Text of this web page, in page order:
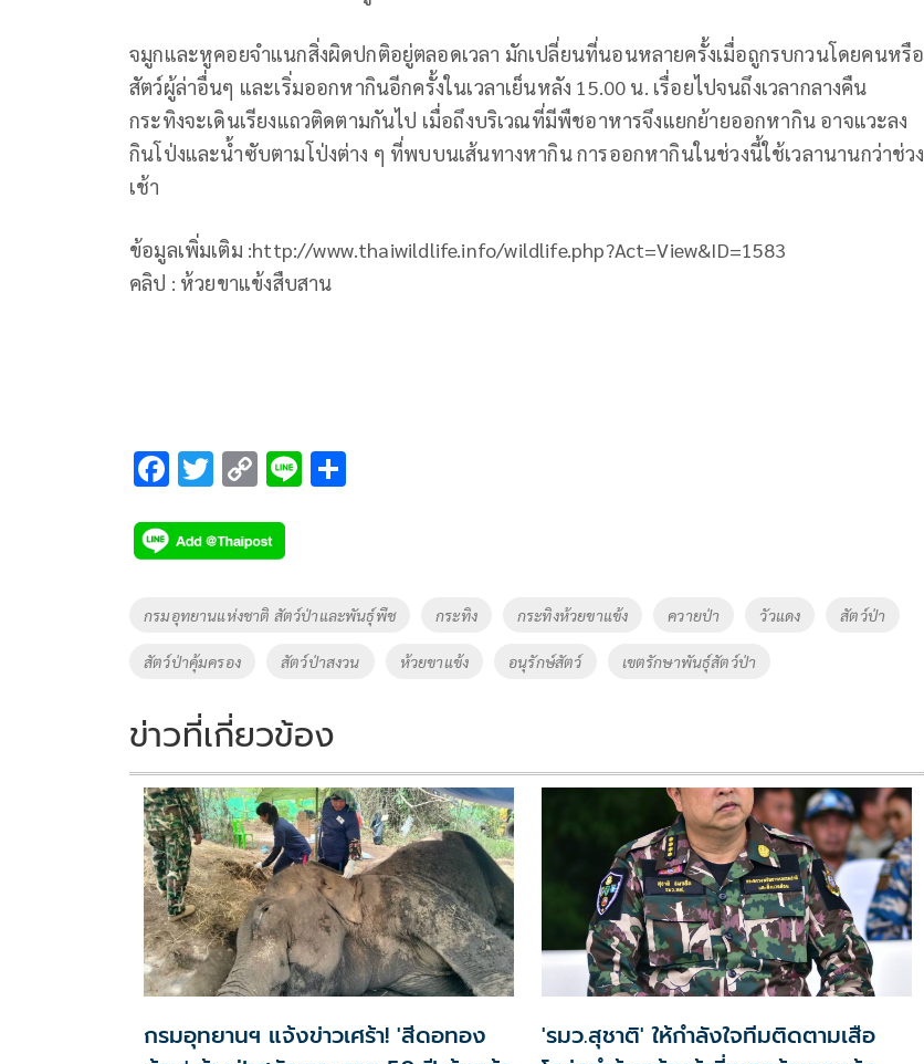
จมูกและหูคอยจำแนกสิ่งผิดปกติอยู่ตลอดเวลา มักเปลี่ยนที่นอนหลายครั้งเมื่อถูกรบกวนโดยคนหรือ
สัตว์ผู้ล่าอื่นๆ และเริ่มออกหากินอีกครั้งในเวลาเย็นหลัง 15.00 น. เรื่อยไปจนถึงเวลากลางคืน
กระทิงจะเดินเรียงแถวติดตามกันไป เมื่อถึงบริเวณที่มีพืชอาหารจึงแยกย้ายออกหากิน อาจแวะลง
กินโป่งและน้ำซับตามโป่งต่าง ๆ ที่พบบนเส้นทางหากิน การออกหากินในช่วงนี้ใช้เวลานานกว่าช่วง
เช้า
ข้อมูลเพิ่มเติม :http://www.thaiwildlife.info/wildlife.php?Act=View&ID=1583
คลิป : ห้วยขาแข้งสืบสาน
F
e
b
o
o
k
T
tt
er
C
p
y
Li
Li
Tags
กรมอุทยานแห่งชาติ สัตว์ป่าและพันธุ์พืช กระทิง กระทิงห้วยขาแข้ง ควายป่า วัวแดง สัตว์ป่า
สัตว์ป่าคุ้มครอง สัตว์ป่าสงวน ห้วยขาแข้ง อนุรักษ์สัตว์ เขตรักษาพันธุ์สัตว์ป่า
ข่าวที่เกี่ยวข้อง
กรมอุทยานฯ แจ้งข่าวเศร้า! 'สีดอทอง
'รมว.สุชาติ' ให้กำลังใจทีมติดตามเสือ